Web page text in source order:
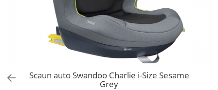
Consultanta Instalare
Jucarii de Sortare
Jucarii din plus
Jucarii muzicale
PAPUSI
Scaun auto Swandoo Charlie i-Size Sesame
Grey